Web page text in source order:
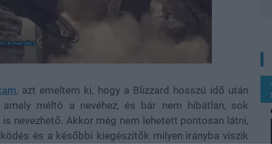
, azt emeltem ki, hogy a Blizzard hosszú idő után
méltó a nevéhez, és bár nem hibátlan, sok
nevezhető. Akkor még nem lehetett pontosan látni,
és a későbbi kiegészítők milyen irányba viszik